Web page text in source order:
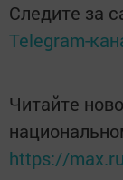
Следите за
Telegram-
Читайте
https://